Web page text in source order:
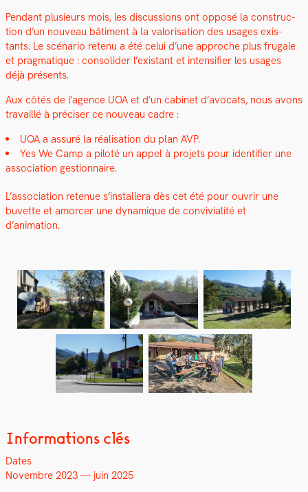
Pen­dant plusieurs mois, les dis­cus­sions ont opposé la con­struc­
tion d’un nou­veau bâti­ment à la val­ori­sa­tion des usages exis­
tants. Le scé­nario retenu a été celui d’une approche plus fru­gale
et prag­ma­tique : con­solid­er l’existant et inten­si­fi­er les usages
déjà présents.
Aux côtés de l’agence UOA et d’un cab­i­net d’avocats, nous avons
tra­vail­lé à pré­cis­er ce nou­veau cadre :
UOA a assuré la réal­i­sa­tion du plan AVP.
Yes We Camp a piloté un appel à pro­jets pour iden­ti­fi­er une
asso­ci­a­tion ges­tion­naire.
L’association retenue s’installera dès cet été pour ouvrir une
buvette et amorcer une dynamique de con­vivi­al­ité et
d’animation.
Informations clés
Dates
Novem­bre 2023 — juin 2025